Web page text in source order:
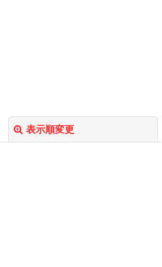
表示順変更